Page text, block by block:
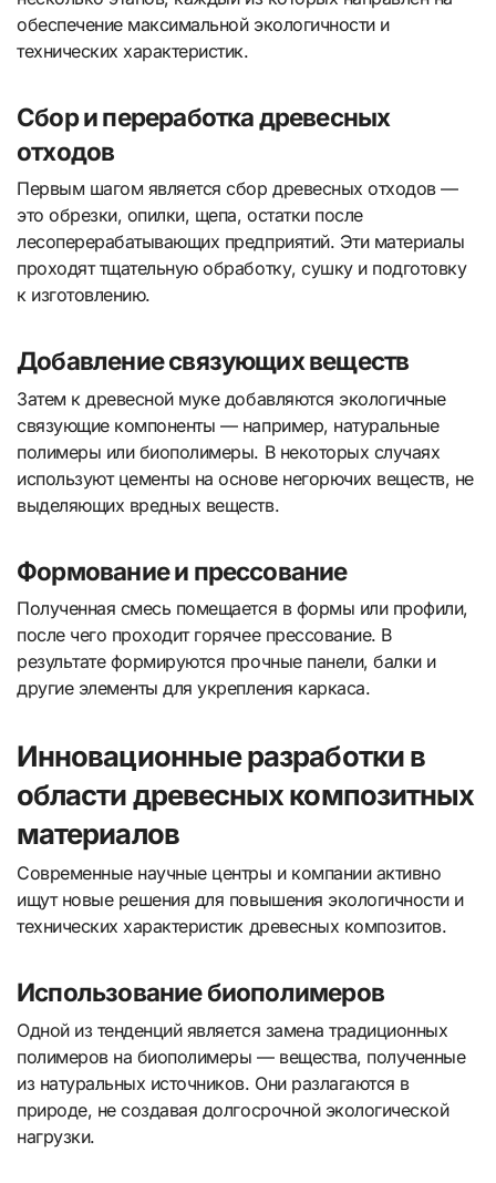
обеспечение максимальной экологичности и
технических характеристик.
Сбор и переработка древесных
отходов
Первым шагом является сбор древесных отходов —
это обрезки, опилки, щепа, остатки после
лесоперерабатывающих предприятий. Эти материалы
проходят тщательную обработку, сушку и подготовку
к изготовлению.
Добавление связующих веществ
Затем к древесной муке добавляются экологичные
связующие компоненты — например, натуральные
полимеры или биополимеры. В некоторых случаях
используют цементы на основе негорючих веществ, не
выделяющих вредных веществ.
Формование и прессование
Полученная смесь помещается в формы или профили,
после чего проходит горячее прессование. В
результате формируются прочные панели, балки и
другие элементы для укрепления каркаса.
Инновационные разработки в
области древесных композитных
материалов
Современные научные центры и компании активно
ищут новые решения для повышения экологичности и
технических характеристик древесных композитов.
Использование биополимеров
Одной из тенденций является замена традиционных
полимеров на биополимеры — вещества, полученные
из натуральных источников. Они разлагаются в
природе, не создавая долгосрочной экологической
нагрузки.